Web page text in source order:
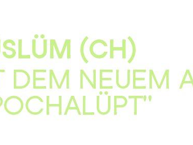
(CH)
DEM NEUEM